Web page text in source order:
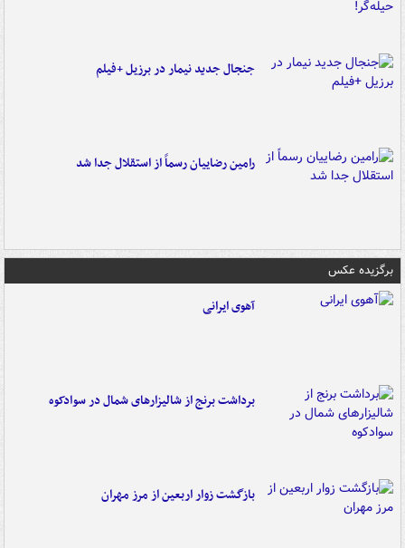
جنجال جدید نیمار در برزیل +فیلم
رامین رضاییان رسماً از استقلال جدا شد
برگزیده عکس
آهوی ایرانی
برداشت برنج از شالیزارهای شمال در سوادکوه
بازگشت زوار اربعین از مرز مهران